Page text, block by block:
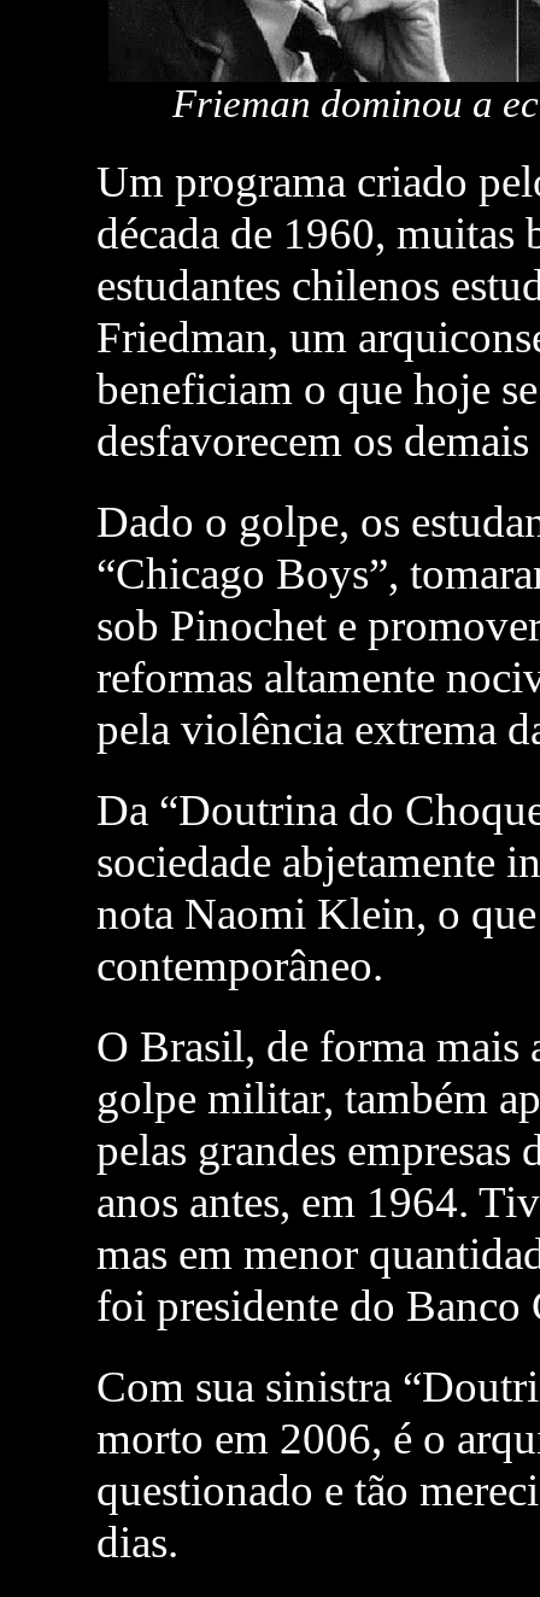
Frieman dominou a
Um programa criado
década de 1960, muitas
estudantes chilenos
Friedman, um
beneficiam o que hoje
desfavorecem os
Dado o golpe, os
“Chicago Boys”,
sob Pinochet e
reformas altamente
pela violência extrema
Da “Doutrina do
sociedade abjetamente
nota Naomi Klein, o
contemporâneo.
O Brasil, de forma mais
golpe militar, também
pelas grandes
anos antes, em 1964.
mas em menor
foi presidente do Banco
Com sua sinistra
morto em 2006, é o
questionado e tão
dias.